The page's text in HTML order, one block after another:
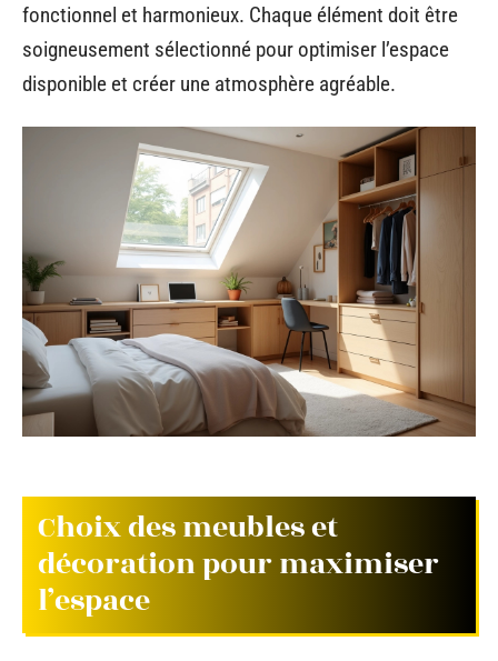
fonctionnel et harmonieux. Chaque élément doit être
soigneusement sélectionné pour optimiser l’espace
disponible et créer une atmosphère agréable.
Choix des meubles et
décoration pour maximiser
l’espace